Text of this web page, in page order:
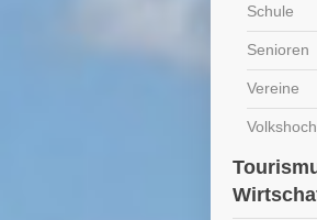
Schule
Senioren
Vereine